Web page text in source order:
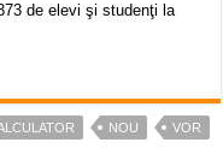
de elevi şi studenţi la
NOU VOR